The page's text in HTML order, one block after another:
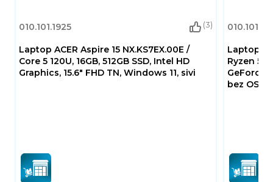
010.101.1925 (3)
Laptop ACER Aspire 15 NX.KS7EX.00E /
Core 5 120U, 16GB, 512GB SSD, Intel HD
Graphics, 15.6" FHD TN, Windows 11, sivi
Laptop
Ryzen 5
GeForce
bez OS,